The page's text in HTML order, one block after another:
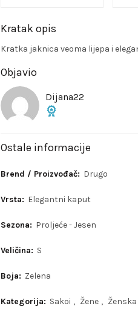
Kratak opis
Kratka jaknica veoma lijepa i
Objavio
Dijana22
Ostale informacije
Brend / Proizvođač: Drugo
Vrsta: Elegantni kaput
Sezona: Proljeće - Jesen
Veličina: S
Boja: Zelena
Kategorija: Sakoi , Žene ,